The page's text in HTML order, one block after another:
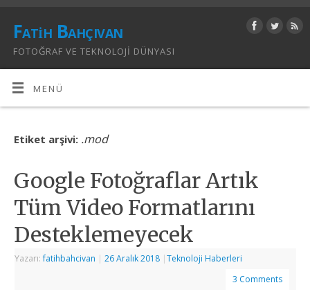
Fatih Bahçıvan
FOTOĞRAF VE TEKNOLOJI DÜNYASI
MENÜ
Etiket arşivi: .mod
Google Fotoğraflar Artık
Tüm Video Formatlarını
Desteklemeyecek
Yazarı:fatihbahcivan | 26 Aralık 2018 |Teknoloji Haberleri
3 Comments